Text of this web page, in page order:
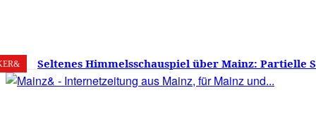
6. August 2026 29 Mainz
Seltenes Himmelsschauspiel über Mainz: Partielle
am 12. August 2026 – Sonne zu etwa 88 Prozent